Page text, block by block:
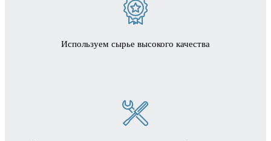
Используем сырье высокого качества